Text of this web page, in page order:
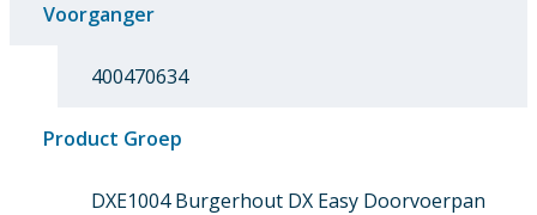
Voorganger
400470634
Product Groep
DXE1004 Burgerhout DX Easy Doorvoerpan